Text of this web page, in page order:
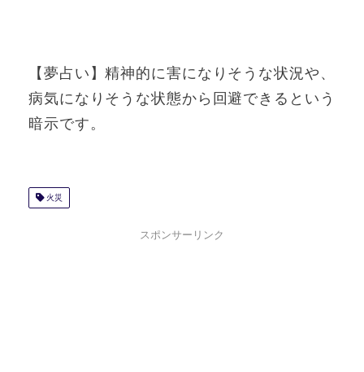
【夢占い】精神的に害になりそうな状況や、
病気になりそうな状態から回避できるという
暗示です。
火災
スポンサーリンク